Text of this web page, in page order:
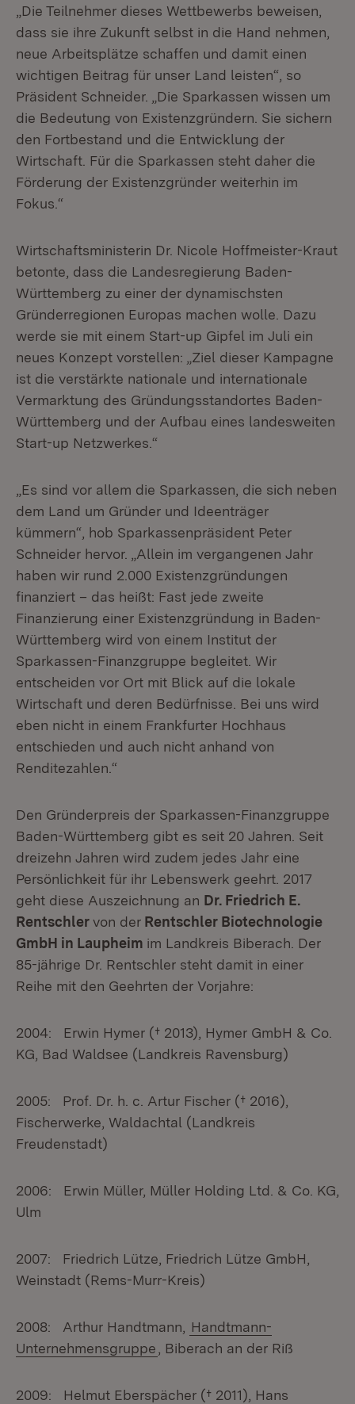
„Die Teilnehmer dieses Wettbewerbs beweisen,
dass sie ihre Zukunft selbst in die Hand nehmen,
neue Arbeitsplätze schaffen und damit einen
wichtigen Beitrag für unser Land leisten“, so
Präsident Schneider. „Die Sparkassen wissen um
die Bedeutung von Existenzgründern. Sie sichern
den Fortbestand und die Entwicklung der
Wirtschaft. Für die Sparkassen steht daher die
Förderung der Existenzgründer weiterhin im
Fokus.“
Wirtschaftsministerin Dr. Nicole Hoffmeister-Kraut
betonte, dass die Landesregierung Baden-
Württemberg zu einer der dynamischsten
Gründerregionen Europas machen wolle. Dazu
werde sie mit einem Start-up Gipfel im Juli ein
neues Konzept vorstellen: „Ziel dieser Kampagne
ist die verstärkte nationale und internationale
Vermarktung des Gründungsstandortes Baden-
Württemberg und der Aufbau eines landesweiten
Start-up Netzwerkes.“
„Es sind vor allem die Sparkassen, die sich neben
dem Land um Gründer und Ideenträger
kümmern“, hob Sparkassenpräsident Peter
Schneider hervor. „Allein im vergangenen Jahr
haben wir rund 2.000 Existenzgründungen
finanziert – das heißt: Fast jede zweite
Finanzierung einer Existenzgründung in Baden-
Württemberg wird von einem Institut der
Sparkassen-Finanzgruppe begleitet. Wir
entscheiden vor Ort mit Blick auf die lokale
Wirtschaft und deren Bedürfnisse. Bei uns wird
eben nicht in einem Frankfurter Hochhaus
entschieden und auch nicht anhand von
Renditezahlen.“
Den Gründerpreis der Sparkassen-Finanzgruppe
Baden-Württemberg gibt es seit 20 Jahren. Seit
dreizehn Jahren wird zudem jedes Jahr eine
Persönlichkeit für ihr Lebenswerk geehrt. 2017
geht diese Auszeichnung an Dr. Friedrich E.
Rentschlervon der Rentschler Biotechnologie
GmbH in Laupheim im Landkreis Biberach. Der
85-jährige Dr. Rentschler steht damit in einer
Reihe mit den Geehrten der Vorjahre:
2004: Erwin Hymer († 2013), Hymer GmbH & Co.
KG, Bad Waldsee (Landkreis Ravensburg)
2005: Prof. Dr. h. c. Artur Fischer († 2016),
Fischerwerke, Waldachtal (Landkreis
Freudenstadt)
2006: Erwin Müller, Müller Holding Ltd. & Co. KG,
Ulm
2007: Friedrich Lütze, Friedrich Lütze GmbH,
Weinstadt (Rems-Murr-Kreis)
2008: Arthur Handtmann,
Handtmann-
Unternehmensgruppe
, Biberach an der Riß
2009: Helmut Eberspächer († 2011), Hans